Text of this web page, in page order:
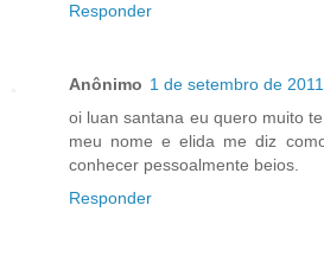
Responder
Anônimo 1 de setembro de
oi luan santana eu quero muito
meu nome e elida me diz
conhecer pessoalmente beios.
Responder